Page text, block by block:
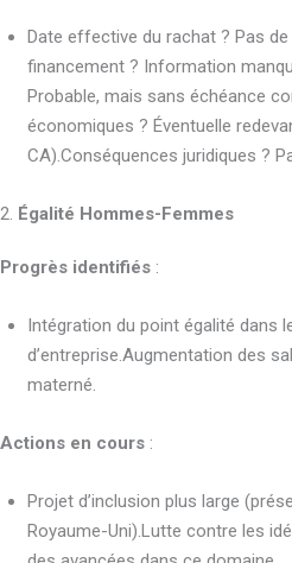
Date effective du rachat ? Pas
financement ? Information
Probable, mais sans échéance
économiques ? Éventuelle
CA).Conséquences juridiques ?
2. Égalité Hommes-Femmes
Progrès identifiés :
Intégration du point égalité dans
d’entreprise.Augmentation des
materné.
Actions en cours :
Projet d’inclusion plus large
Royaume-Uni).Lutte contre les